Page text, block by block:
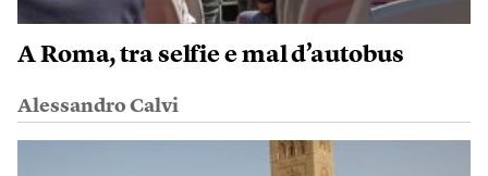
A Roma, tra selfie e mal d’autobus
Alessandro Calvi